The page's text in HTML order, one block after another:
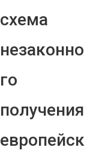
схема
незаконно
го
получения
европейск